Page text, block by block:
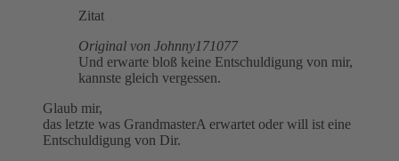
Zitat
Original von Johnny171077
Und erwarte bloß keine Entschuldigung von mir,
kannste gleich vergessen.
Glaub mir,
das letzte was GrandmasterA erwartet oder will ist eine
Entschuldigung von Dir.